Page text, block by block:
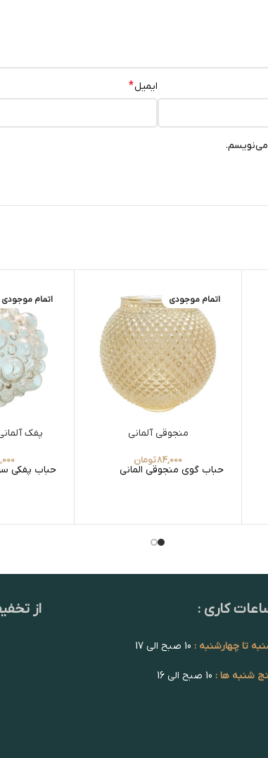
ایمیل*
می‌نویسم.
اتمام موجودی
منجوقی آلمانی
84,000تومان
حباب گوی منجوقی المانی
اتمام موجودی
پفک
حباب پفکی
کاری :
تا چهارشنبه :
شنبه ها :
از